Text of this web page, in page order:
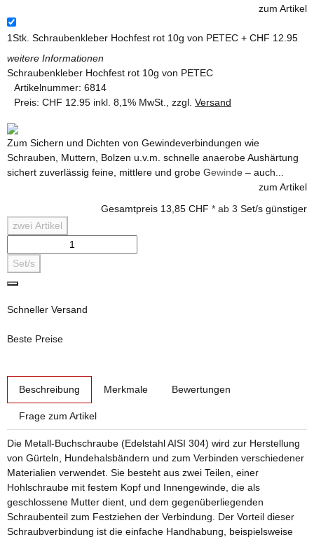
zum Artikel
1Stk. Schraubenkleber Hochfest rot 10g von PETEC + CHF 12.95
weitere Informationen
Schraubenkleber Hochfest rot 10g von PETEC
Artikelnummer: 6814
Preis: CHF 12.95 inkl. 8,1% MwSt., zzgl. Versand
Zum Sichern und Dichten von Gewindeverbindungen wie
Schrauben, Muttern, Bolzen u.v.m. schnelle anaerobe Aushärtung
sichert zuverlässig feine, mittlere und grobe Gewinde – auch...
zum Artikel
Gesamtpreis 13,85 CHF * ab 3 Set/s günstiger
zwei Artikel
Set/s
Schneller Versand
Beste Preise
Beschreibung Merkmale Bewertungen
Frage zum Artikel
Die Metall-Buchschraube (Edelstahl AISI 304) wird zur Herstellung
von Gürteln, Hundehalsbändern und zum Verbinden verschiedener
Materialien verwendet. Sie besteht aus zwei Teilen, einer
Hohlschraube mit festem Kopf und Innengewinde, die als
geschlossene Mutter dient, und dem gegenüberliegenden
Schraubenteil zum Festziehen der Verbindung. Der Vorteil dieser
Schraubverbindung ist die einfache Handhabung, beispielsweise